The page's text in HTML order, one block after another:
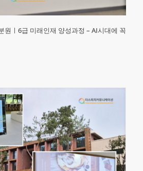
원ㅣ6급 미래인재 양성과정 – AI시대에 꼭